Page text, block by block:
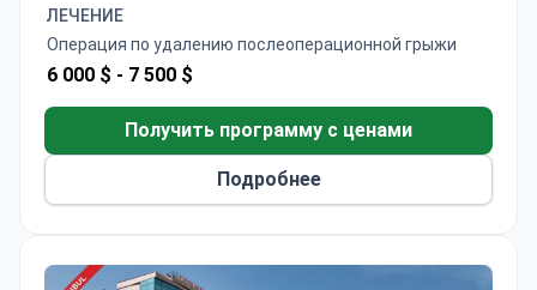
соответствие международным стандартам
лечения.
ЛЕЧЕНИЕ
Операция по удалению послеоперационной грыжи
6 000 $ - 7 500 $
Получить программу с ценами
Подробнее